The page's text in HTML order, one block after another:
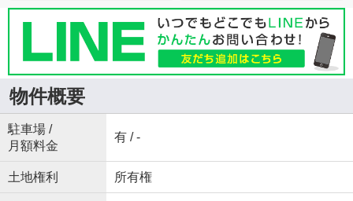
物件概要
駐車場 /
月額料金
有 / -
土地権利 所有権